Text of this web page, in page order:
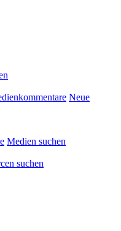
Neue
Medien suchen
suchen